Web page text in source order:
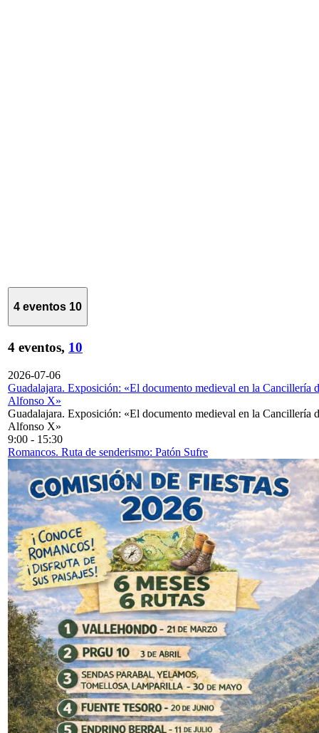
4 eventos 10
4 eventos, 10
2026-07-06
Guadalajara. Exposición: «El documento medieval en la Cancillería
Alfonso X»
Guadalajara. Exposición: «El documento medieval en la Cancillería
Alfonso X»
9:00 - 15:30
Romancos. Ruta de senderismo: Patón Sufre